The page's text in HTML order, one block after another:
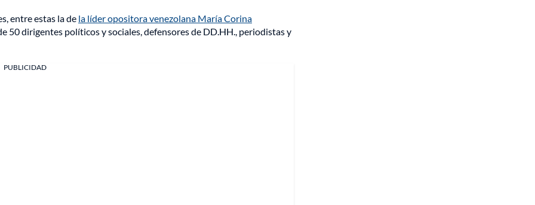
entre estas la de la líder opositora venezolana María Corina
50 dirigentes políticos y sociales, defensores de DD.HH., periodistas y
PUBLICIDAD